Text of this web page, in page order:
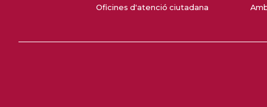
Oficines d'atenció ciutadana